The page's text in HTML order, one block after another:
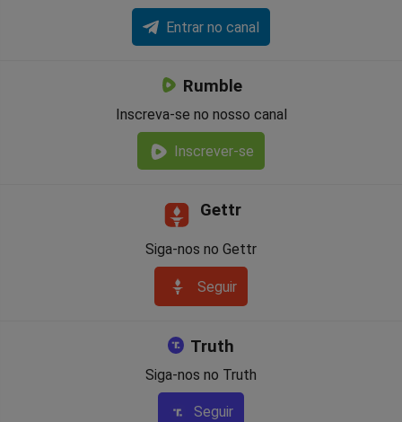
Entrar no canal
Rumble
Inscreva-se no nosso canal
Inscrever-se
Gettr
Siga-nos no Gettr
Seguir
Truth
Siga-nos no Truth
Seguir